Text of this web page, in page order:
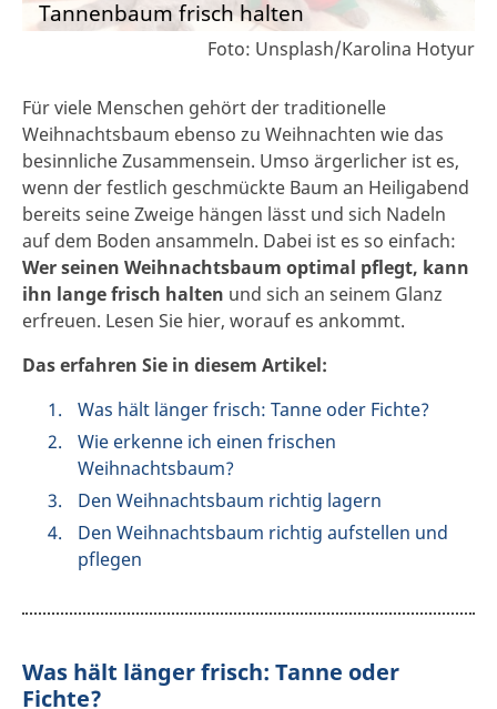
Tannenbaum frisch halten
Foto: Unsplash/Karolina Hotyur
Für viele Menschen gehört der traditionelle
Weihnachtsbaum ebenso zu Weihnachten wie das
besinnliche Zusammensein. Umso ärgerlicher ist es,
wenn der festlich geschmückte Baum an Heiligabend
bereits seine Zweige hängen lässt und sich Nadeln
auf dem Boden ansammeln. Dabei ist es so einfach:
Wer seinen Weihnachtsbaum optimal pflegt, kann
ihn lange frisch halten und sich an seinem Glanz
erfreuen. Lesen Sie hier, worauf es ankommt.
Das erfahren Sie in diesem Artikel:
Was hält länger frisch: Tanne oder Fichte?
Wie erkenne ich einen frischen
Weihnachtsbaum?
Den Weihnachtsbaum richtig lagern
Den Weihnachtsbaum richtig aufstellen und
pflegen
Was hält länger frisch: Tanne oder
Fichte?